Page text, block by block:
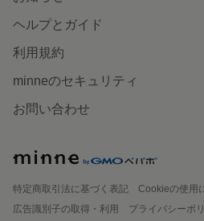
ヘルプとガイド
利用規約
minneのセキュリティ
お問い合わせ
特定商取引法に基づく表記
Cookieの使用
広告識別子の取得・利用
プライバシーポ